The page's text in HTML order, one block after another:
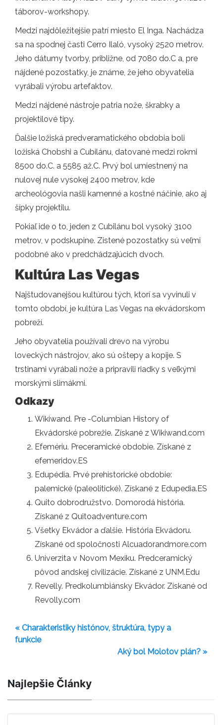
táborov-workshopy.
Medzi najdôležitejšie patrí miesto El Inga. Nachádza
sa na spodnej časti Cerro Ilaló, vysoký 2520 metrov.
Jeho dátumy tvorby, približne, od 7080 do.C a, pre
nájdené pozostatky, je známe, že jeho obyvatelia
vyrábali výrobu artefaktov.
Medzi nájdené nástroje patria nože, škrabky a
projektilové tipy.
Ďalšie ložiská predveramatického obdobia boli
ložiská Chobshi a Cubilánu, datované medzi rokmi
8500 do.C. a 5585 až.C. Prvý bol umiestnený na
nulovej nule vysokej 2400 metrov, kde
archeológovia našli kamenné a kostné náčinie, ako aj
šípky projektilu.
Pokiaľ ide o to, jeden z Cubilánu bol vysoký 3100
metrov, v podskupine. Zistené pozostatky sú veľmi
podobné ako v predchádzajúcich dvoch.
Kultúra Las Vegas
Najštudovanejšou kultúrou tých, ktorí sa vyvinuli v
tomto období, je kultúra Las Vegas na ekvádorskom
pobreží.
Jeho obyvatelia používali drevo na výrobu
loveckých nástrojov, ako sú oštepy a kopije. S
trstinami vyrábali nože a pripravili riadky s veľkými
morskými slimákmi.
Odkazy
Wikiwand. Pre -Columbian History of
Ekvádorské pobrežie. Získané z Wikiwand.com
Efemériu. Preceramické obdobie. Získané z
efemeridov.ES
Edupédia. Prvé prehistorické obdobie:
palemické (paleolitické). Získané z Edupedia.ES
Quito dobrodružstvo. Domorodá história.
Získané z Quitoadventure.com
Všetky Ekvádor a ďalšie. História Ekvádoru.
Získané od spoločnosti Alcuadorandmore.com
Univerzita v Novom Mexiku. Predceramický
pôvod andskej civilizácie. Získané z UNM.Edu
Revelly. Predkolumbiánsky Ekvádor. Získané od
Revolly.com
« Charakteristiky histónov, štruktúra, typy a
funkcie
Aký bol Molotov plán? »
Najlepšie Články